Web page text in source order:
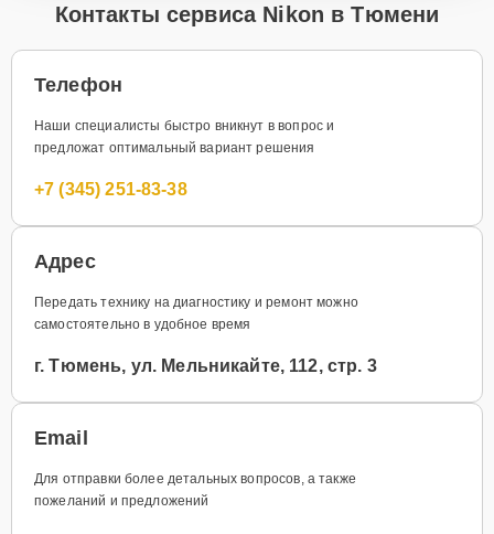
Контакты сервиса Nikon в Тюмени
Телефон
Наши специалисты быстро вникнут в вопрос и
предложат оптимальный вариант решения
+7 (345) 251-83-38
Адрес
Передать технику на диагностику и ремонт можно
самостоятельно в удобное время
г. Тюмень, ул. Мельникайте, 112, стр. 3
Email
Для отправки более детальных вопросов, а также
пожеланий и предложений